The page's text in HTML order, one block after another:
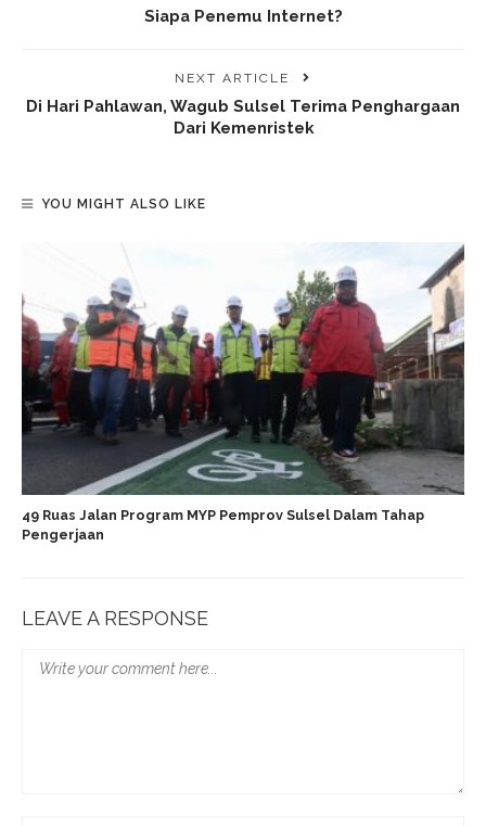
Siapa Penemu Internet?
NEXT ARTICLE
Di Hari Pahlawan, Wagub Sulsel Terima Penghargaan
Dari Kemenristek
YOU MIGHT ALSO LIKE
49 Ruas Jalan Program MYP Pemprov Sulsel Dalam Tahap
Pengerjaan
LEAVE A RESPONSE